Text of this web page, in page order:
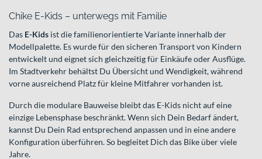
Chike E-Kids – unterwegs mit Familie
Das E-Kids ist die familienorientierte Variante innerhalb der
Modellpalette. Es wurde für den sicheren Transport von Kindern
entwickelt und eignet sich gleichzeitig für Einkäufe oder Ausflüge.
Im Stadtverkehr behältst Du Übersicht und Wendigkeit, während
vorne ausreichend Platz für kleine Mitfahrer vorhanden ist.
Durch die modulare Bauweise bleibt das E-Kids nicht auf eine
einzige Lebensphase beschränkt. Wenn sich Dein Bedarf ändert,
kannst Du Dein Rad entsprechend anpassen und in eine andere
Konfiguration überführen. So begleitet Dich das Bike über viele
Jahre.